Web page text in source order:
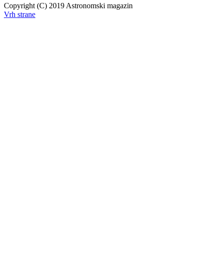
Copyright (C) 2019 Astronomski magazin
Vrh strane